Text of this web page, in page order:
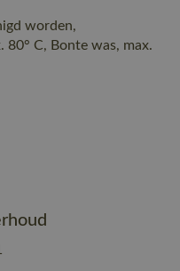
worden,
80° C, Bonte was, max.